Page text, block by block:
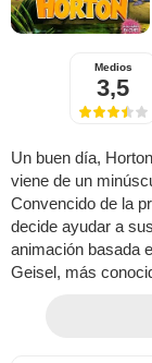
Medios
3,5
Un buen día,
viene de un
Convencido de la
decide ayudar a
animación basada
Geisel, más